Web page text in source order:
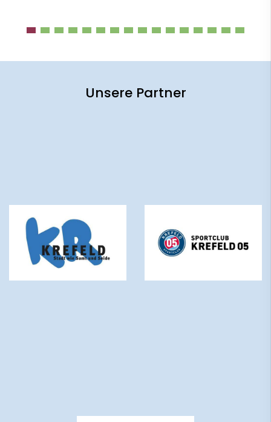
Unsere Partner